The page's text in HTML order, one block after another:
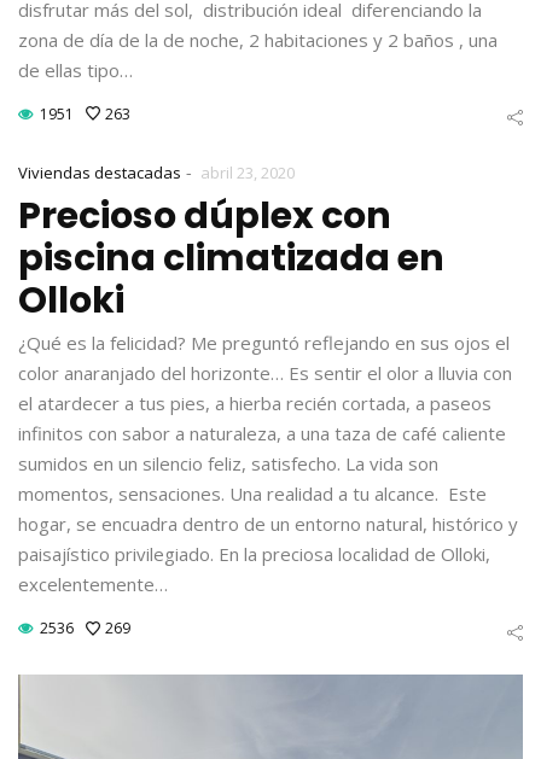
disfrutar más del sol, distribución ideal diferenciando la
zona de día de la de noche, 2 habitaciones y 2 baños , una
de ellas tipo…
1951 263
Viviendas destacadas - abril 23, 2020
Precioso dúplex con
piscina climatizada en
Olloki
¿Qué es la felicidad? Me preguntó reflejando en sus ojos el
color anaranjado del horizonte… Es sentir el olor a lluvia con
el atardecer a tus pies, a hierba recién cortada, a paseos
infinitos con sabor a naturaleza, a una taza de café caliente
sumidos en un silencio feliz, satisfecho. La vida son
momentos, sensaciones. Una realidad a tu alcance. Este
hogar, se encuadra dentro de un entorno natural, histórico y
paisajístico privilegiado. En la preciosa localidad de Olloki,
excelentemente…
2536 269